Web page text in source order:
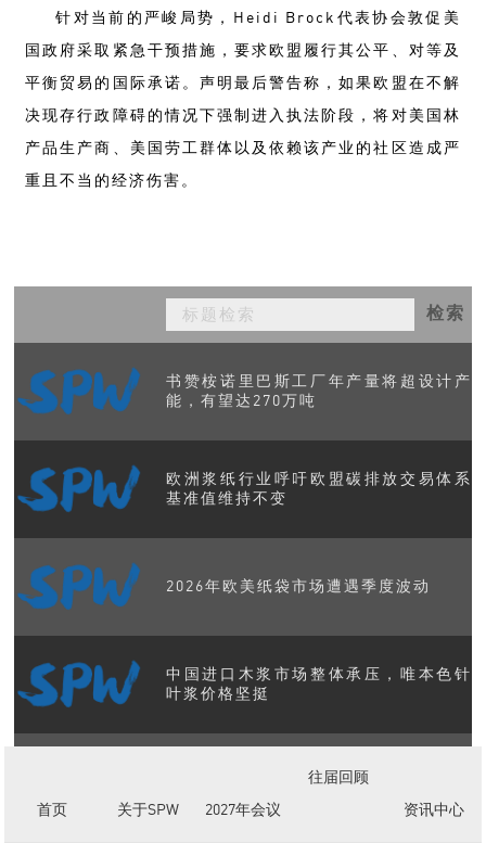
针对当前的严峻局势，Heidi Brock代表协会敦促美
国政府采取紧急干预措施，要求欧盟履行其公平、对等及
平衡贸易的国际承诺。声明最后警告称，如果欧盟在不解
决现存行政障碍的情况下强制进入执法阶段，将对美国林
产品生产商、美国劳工群体以及依赖该产业的社区造成严
重且不当的经济伤害。
检索
书赞桉诺里巴斯工厂年产量将超设计产
能，有望达270万吨
欧洲浆纸行业呼吁欧盟碳排放交易体系
基准值维持不变
2026年欧美纸袋市场遭遇季度波动
中国进口木浆市场整体承压，唯本色针
叶浆价格坚挺
美国造纸工业产能与产量数据发布 核心
首页
关于SPW 2027年会议
往届回顾
资讯中心